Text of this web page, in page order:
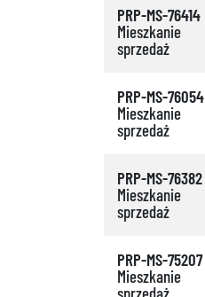
PRP-MS-76414
Mieszkanie
sprzedaż
PRP-MS-76054
Mieszkanie
sprzedaż
PRP-MS-76382
Mieszkanie
sprzedaż
PRP-MS-75207
Mieszkanie